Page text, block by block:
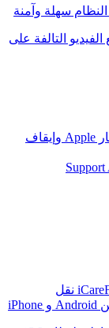
النظام سهلة وآمنة
التالفة على
يستمر جهاز iPhone في إظهار شعار Apple وإيقاف
نقل